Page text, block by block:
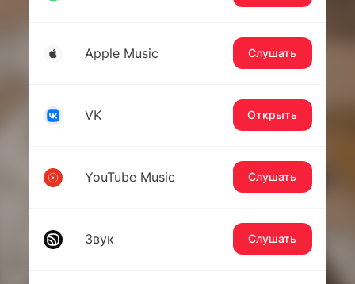
Apple Music Слушать
VK Открыть
YouTube Music Слушать
Звук Слушать